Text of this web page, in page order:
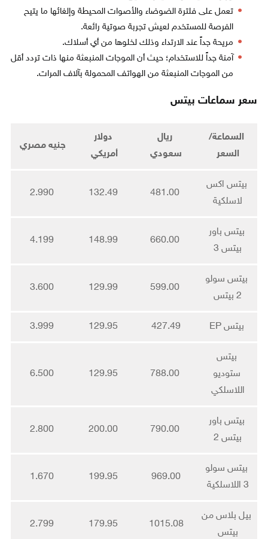
تعمل على فلترة الضوضاء والأصوات المحيطة وإلغائها ما يتيح
الفرصة للمستخدم لعيش تجربة صوتية رائعة.
مريحة جداً عند الارتداء وذلك لخلوها من أي أسلاك.
آمنة جداً للاستخدام؛ حيث أن الموجات المنبعثة منها ذات تردد أقل
من الموجات المنبعثة من الهواتف المحمولة بآلاف المرات.
سعر سماعات بيتس
السماعة/
السعر
ريال
سعودي
دولار
أمريكي
جنيه مصري
بيتس اكس
لاسلكية
481.00
132.49
2.990
بيتس باور
بيتس 3
660.00
148.99
4.199
بيتس سولو
2 بيتس
599.00
129.99
3.600
بيتس EP 427.49
129.95
3.999
بيتس
ستوديو
اللاسلكي
788.00
129.95
6.500
بيتس باور
بيتس 2
790.00
200.00
2.800
بيتس سولو
3 اللاسلكية
969.00
199.95
1.670
بيل بلاس من
بيتس
1015.08
179.95
2.799